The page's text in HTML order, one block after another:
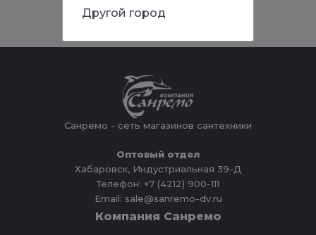
Санремо - сеть магазинов сантехники
Оптовый отдел
Хабаровск, Индустриальная 39-Д
Телефон: +7 (4212) 900-111
Email: sale@sanremo-dv.ru
Компания Санремо
Другой город